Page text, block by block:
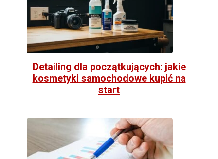
Detailing dla początkujących: jakie
kosmetyki samochodowe kupić na
start